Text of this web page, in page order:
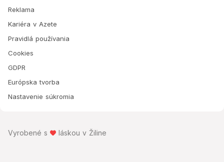
Reklama
Kariéra v Azete
Pravidlá používania
Cookies
GDPR
Európska tvorba
Nastavenie súkromia
Vyrobené s láskou v Žiline